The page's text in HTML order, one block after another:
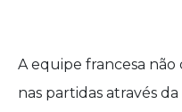
A equipe francesa
nas partidas através